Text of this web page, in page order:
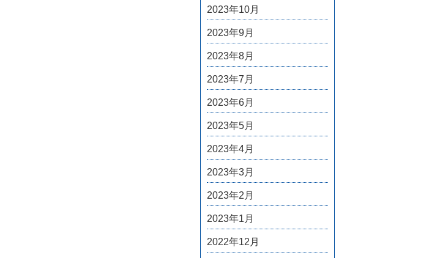
2023年10月
2023年9月
2023年8月
2023年7月
2023年6月
2023年5月
2023年4月
2023年3月
2023年2月
2023年1月
2022年12月